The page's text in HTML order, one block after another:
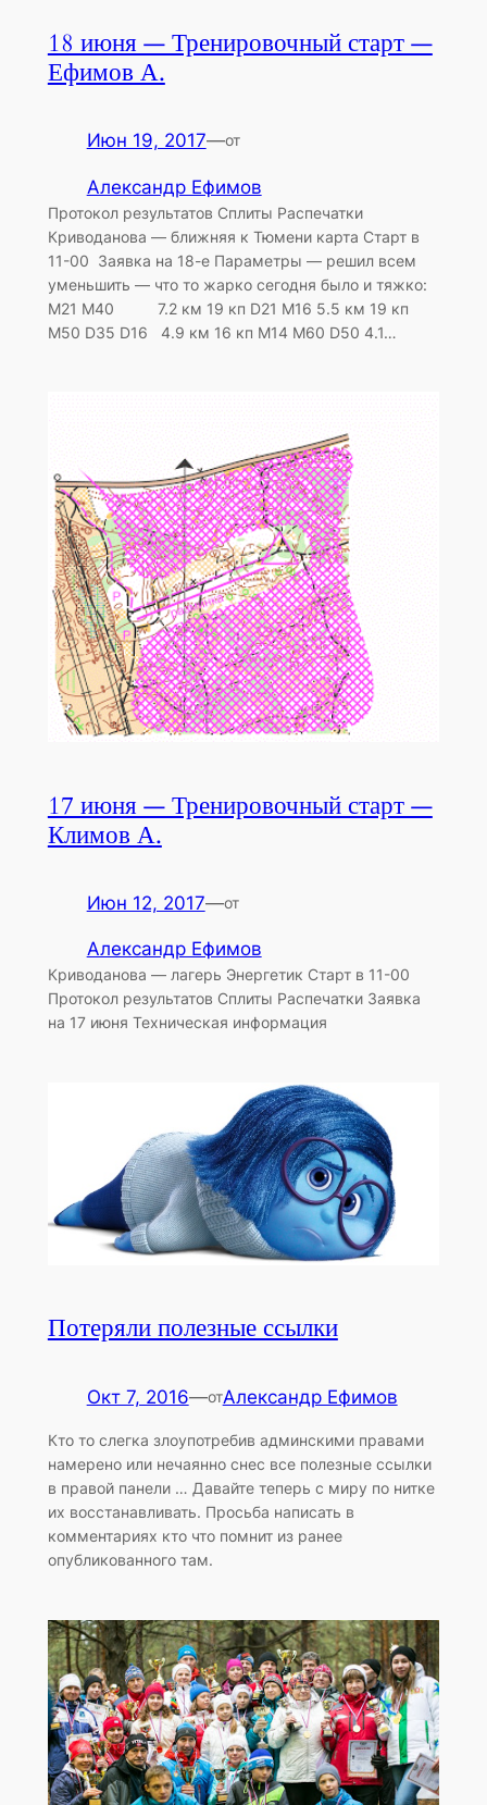
18 июня — Тренировочный старт —
Ефимов А.
Июн 19, 2017—от
Александр Ефимов
Протокол результатов Сплиты Распечатки
Криводанова — ближняя к Тюмени карта Старт в
11-00 Заявка на 18-е Параметры — решил всем
уменьшить — что то жарко сегодня было и тяжко:
M21 M40 7.2 км 19 кп D21 M16 5.5 км 19 кп
M50 D35 D16 4.9 км 16 кп M14 M60 D50 4.1…
17 июня — Тренировочный старт —
Климов А.
Июн 12, 2017—от
Александр Ефимов
Криводанова — лагерь Энергетик Старт в 11-00
Протокол результатов Сплиты Распечатки Заявка
на 17 июня Техническая информация
Потеряли полезные ссылки
Окт 7, 2016—отАлександр Ефимов
Кто то слегка злоупотребив админскими правами
намерено или нечаянно снес все полезные ссылки
в правой панели … Давайте теперь с миру по нитке
их восстанавливать. Просьба написать в
комментариях кто что помнит из ранее
опубликованного там.